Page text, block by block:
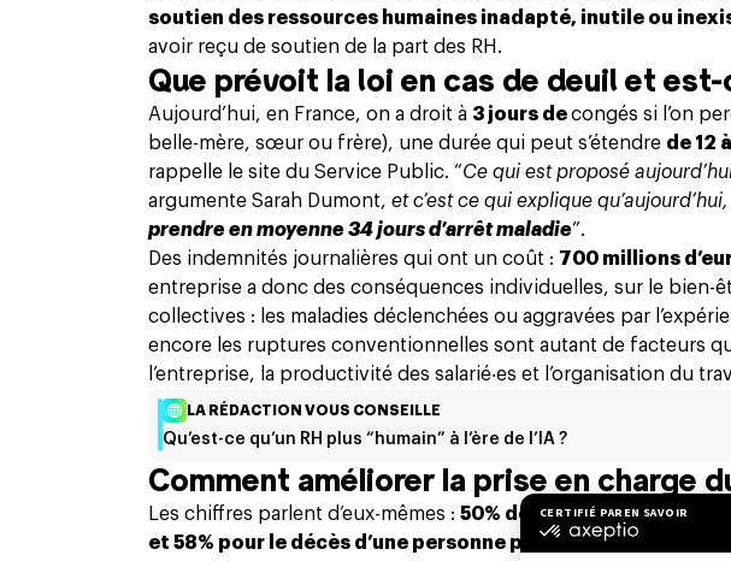
soutien des ressources humaines inadapté, inutile ou
avoir reçu de soutien de la part des RH.
Que prévoit la loi en cas de deuil et
Aujourd’hui, en France, on a droit à 3 jours decongés si l’on
belle-mère, sœur ou frère), une durée qui peut s’étendre de 12
rappelle le site du Service Public. “Ce qui est proposé
argumente Sarah Dumont, et c’est ce qui explique
prendre en moyenne 34 jours d’arrêt maladie”.
Des indemnités journalières qui ont un coût : 700 millions
entreprise a donc des conséquences individuelles, sur le bien-
collectives : les maladies déclenchées ou aggravées par
encore les ruptures conventionnelles sont autant de facteurs
l’entreprise, la productivité des salarié‧es et l’organisation du
LA RÉDACTION VOUS CONSEILLE
Qu’est-ce qu’un RH plus “humain” à l’ère de l’IA ?
Comment améliorer la prise en charge
Les chiffres parlent d’eux-mêmes : 50% des employeurs n’ont
et 58% pour le décès d’une personne proche d’un